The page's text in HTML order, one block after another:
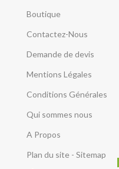
Boutique
Contactez-Nous
Demande de devis
Mentions Légales
Conditions Générales
Qui sommes nous
A Propos
Plan du site - Sitemap